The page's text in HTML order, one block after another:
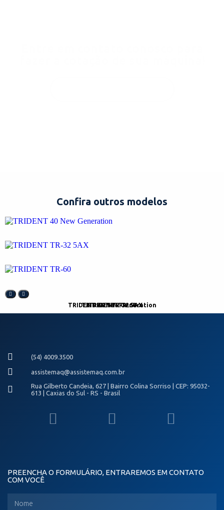
Confira outros modelos
TRIDENT 40 New Generation
TRIDENT TR-32 5AX
TRIDENT TR-60
(54) 4009.3500
assistemaq@assistemaq.com.br
Rua Gilberto Candeia, 627 | Bairro Colina Sorriso | CEP: 95032-
613 | Caxias do Sul - RS - Brasil
PREENCHA O FORMULÁRIO, ENTRAREMOS EM CONTATO
COM VOCÊ